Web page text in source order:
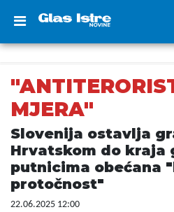
MJERA"
Slovenija ostavlja
Hrvatskom do kraja
putnicima obećana
protočnost"
22.06.2025 12:00